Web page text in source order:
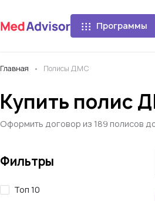
Программы
Главная Полисы ДМС
Купить полис
Оформить договор из 189 полисов
Фильтры
Топ 10